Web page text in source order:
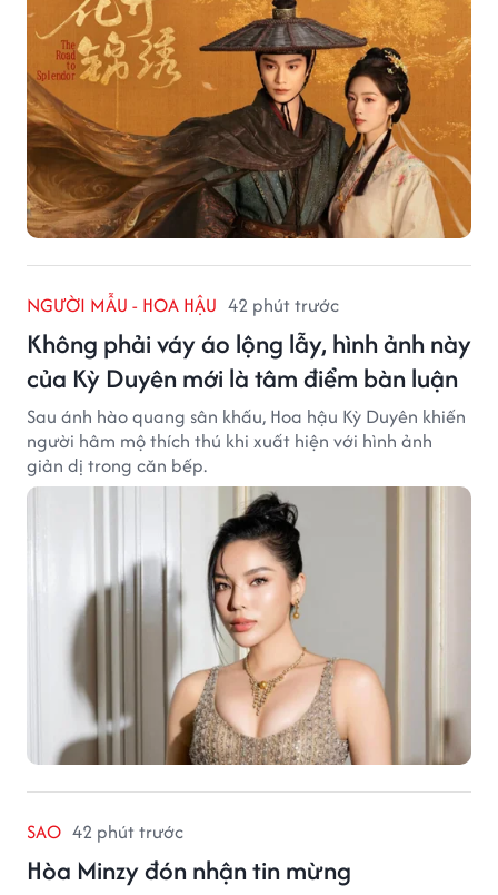
NGƯỜI MẪU - HOA HẬU 42 phút trước
Không phải váy áo lộng lẫy, hình ảnh này
của Kỳ Duyên mới là tâm điểm bàn luận
Sau ánh hào quang sân khấu, Hoa hậu Kỳ Duyên khiến
người hâm mộ thích thú khi xuất hiện với hình ảnh
giản dị trong căn bếp.
SAO 42 phút trước
Hòa Minzy đón nhận tin mừng